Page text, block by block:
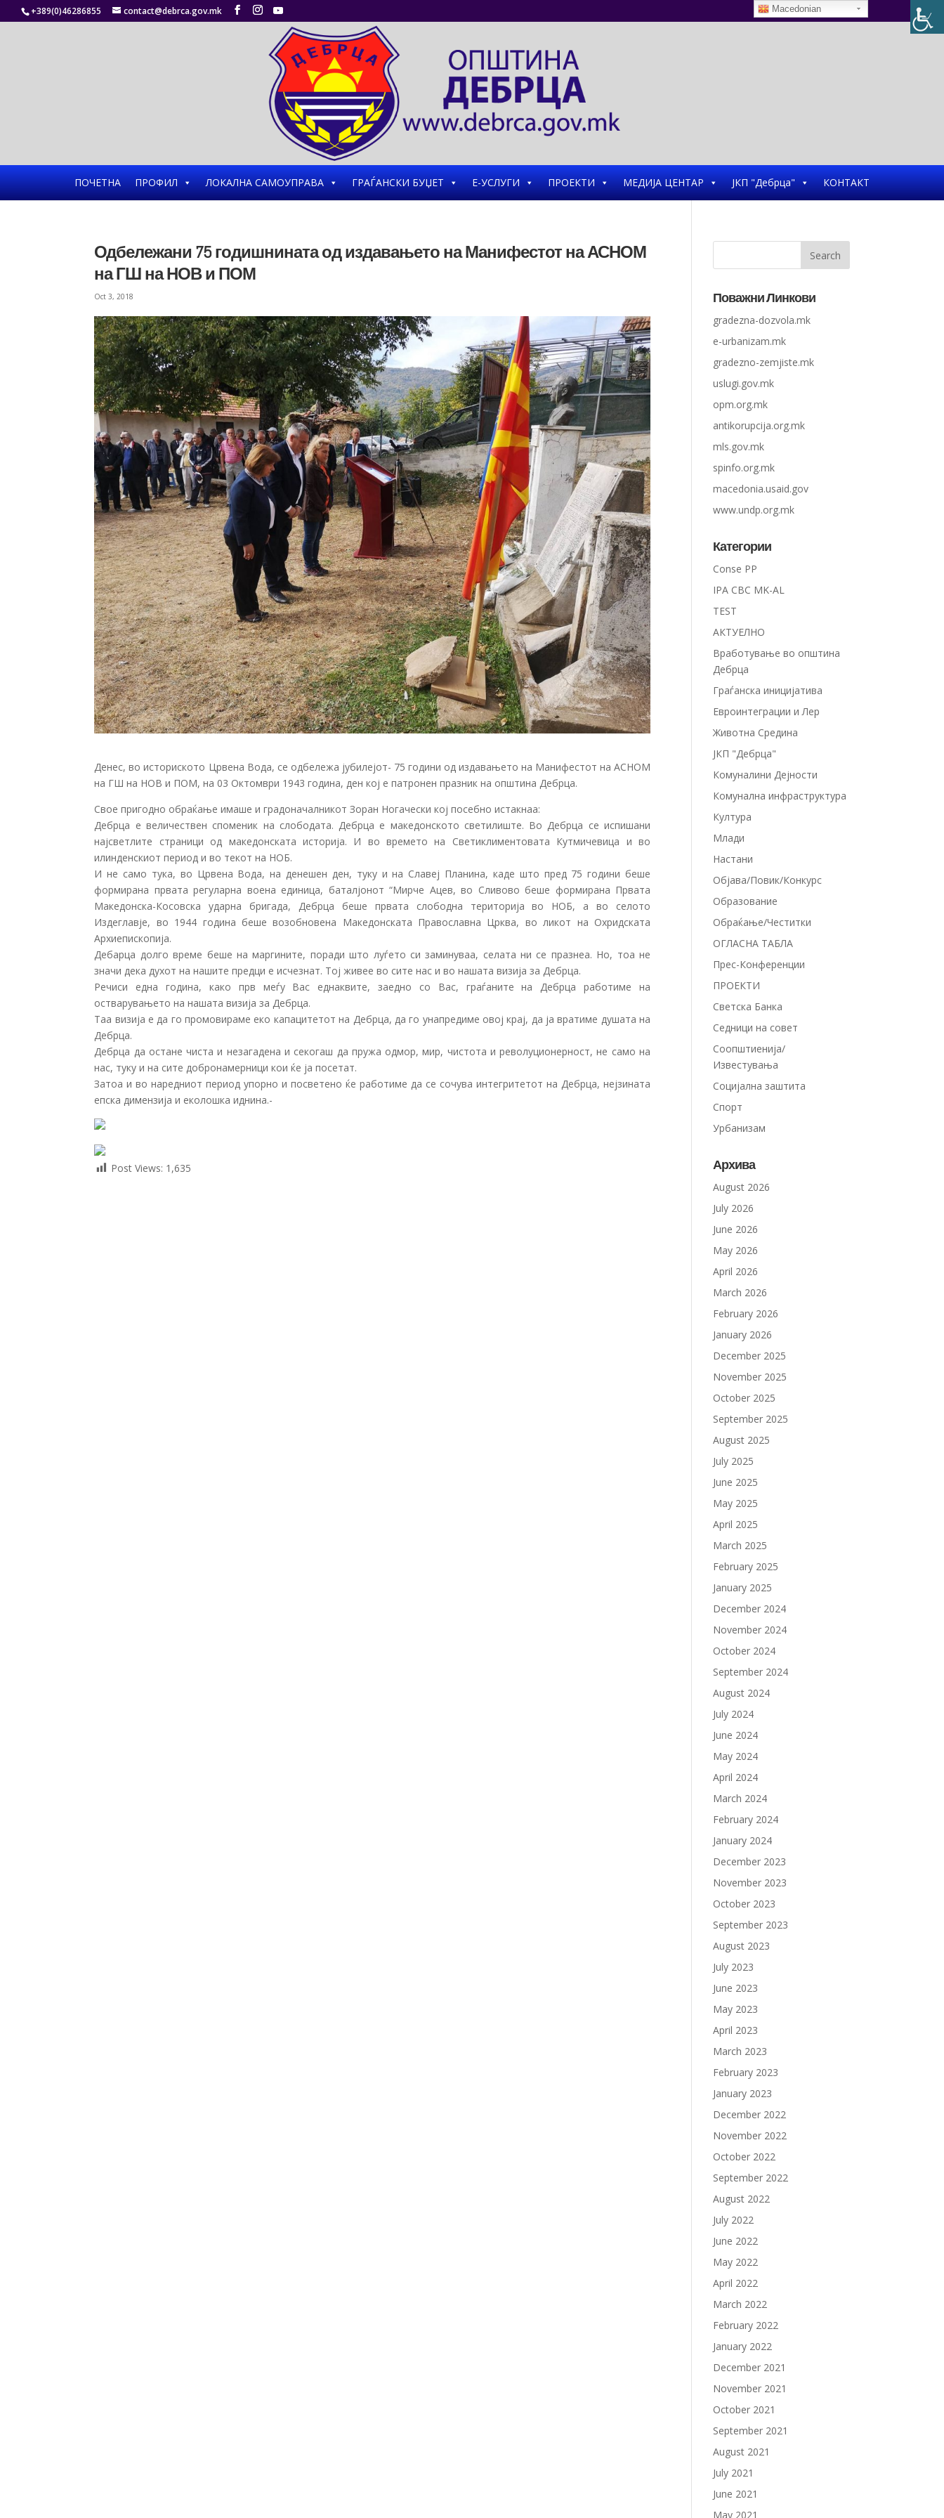
+389(0)46286855 contact@debrca.gov.mk
ПОЧЕТНА ПРОФИЛ ЛОКАЛНА САМОУПРАВА ГРАЃАНСКИ БУЏЕТ Е-УСЛУГИ ПРОЕКТИ МЕДИЈА ЦЕНТАР ЈКП "Дебрца" КОНТАКТ
Одбележани 75 годишнината од издавањето на Манифестот на АСНОМ
на ГШ на НОВ и ПОМ
Oct 3, 2018
Денес, во историското Црвена Вода, се одбележа јубилејот- 75 години од издавањето на Манифестот на АСНОМ
на ГШ на НОВ и ПОМ, на 03 Октомври 1943 година, ден кој е патронен празник на општина Дебрца.
Свое пригодно обраќање имаше и градоначалникот Зоран Ногачески кој посебно истакнаа:
Дебрца е величествен споменик на слободата. Дебрца е македонското светилиште. Во Дебрца се испишани
најсветлите страници од македонската историја. И во времето на Светиклиментовата Кутмичевица и во
илинденскиот период и во текот на НОБ.
И не само тука, во Црвена Вода, на денешен ден, туку и на Славеј Планина, каде што пред 75 години беше
формирана првата регуларна воена единица, баталјонот “Мирче Ацев, во Сливово беше формирана Првата
Македонска-Косовска ударна бригада, Дебрца беше првата слободна територија во НОБ, а во селото
Издеглавје, во 1944 година беше возобновена Македонската Православна Црква, во ликот на Охридската
Архиепископија.
Дебарца долго време беше на маргините, поради што луѓето си заминуваа, селата ни се празнеа. Но, тоа не
значи дека духот на нашите предци е исчезнат. Тој живее во сите нас и во нашата визија за Дебрца.
Речиси една година, како прв меѓу Вас еднаквите, заедно со Вас, граѓаните на Дебрца работиме на
остварувањето на нашата визија за Дебрца.
Таа визија е да го промовираме еко капацитетот на Дебрца, да го унапредиме овој крај, да ја вратиме душата на
Дебрца.
Дебрца да остане чиста и незагадена и секогаш да пружа одмор, мир, чистота и револуционерност, не само на
нас, туку и на сите добронамерници кои ќе ја посетат.
Затоа и во наредниот период упорно и посветено ќе работиме да се сочува интегритетот на Дебрца, нејзината
епска димензија и еколошка иднина.-
Post Views: 1,635
Поважни Линкови
gradezna-dozvola.mk
e-urbanizam.mk
gradezno-zemjiste.mk
uslugi.gov.mk
opm.org.mk
antikorupcija.org.mk
mls.gov.mk
spinfo.org.mk
macedonia.usaid.gov
www.undp.org.mk
Категории
Conse PP
IPA CBC MK-AL
TEST
АКТУЕЛНО
Вработување во општина
Дебрца
Граѓанска иницијатива
Евроинтеграции и Лер
Животна Средина
ЈКП "Дебрца"
Комуналини Дејности
Комунална инфраструктура
Култура
Млади
Настани
Објава/Повик/Конкурс
Образование
Обраќање/Честитки
ОГЛАСНА ТАБЛА
Прес-Конференции
ПРОЕКТИ
Светска Банка
Седници на совет
Соопштиенија/
Известувања
Социјална заштита
Спорт
Урбанизам
Архива
August 2026
July 2026
June 2026
May 2026
April 2026
March 2026
February 2026
January 2026
December 2025
November 2025
October 2025
September 2025
August 2025
July 2025
June 2025
May 2025
April 2025
March 2025
February 2025
January 2025
December 2024
November 2024
October 2024
September 2024
August 2024
July 2024
June 2024
May 2024
April 2024
March 2024
February 2024
January 2024
December 2023
November 2023
October 2023
September 2023
August 2023
July 2023
June 2023
May 2023
April 2023
March 2023
February 2023
January 2023
December 2022
November 2022
October 2022
September 2022
August 2022
July 2022
June 2022
May 2022
April 2022
March 2022
February 2022
January 2022
December 2021
November 2021
October 2021
September 2021
August 2021
July 2021
June 2021
May 2021
Macedonian